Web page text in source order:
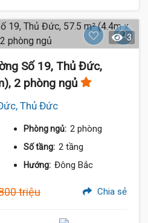
3
Số 19, Thủ Đức,
2 phòng ngủ
Thủ Đức
Phòng ngủ: 2 phòng
Số tầng: 2 tầng
Hướng: Đông Bắc
triệu Chia sẻ